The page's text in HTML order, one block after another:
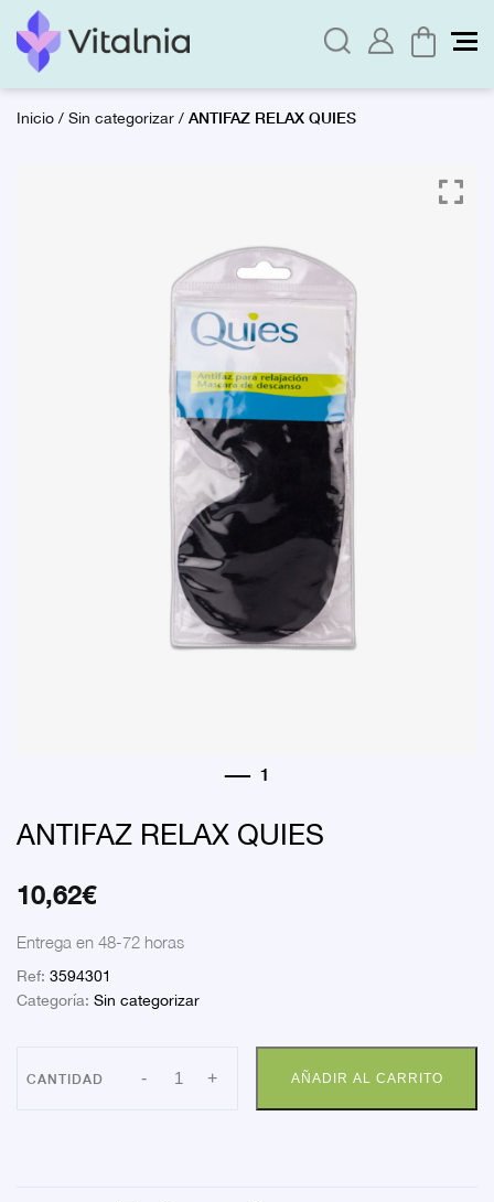
Inicio/Sin categorizar/ ANTIFAZ RELAX QUIES
ANTIFAZ RELAX QUIES
10,62€
Entrega en 48-72 horas
Ref: 3594301
Categoría: Sin categorizar
- ANTIFAZ
RELAX+ AÑADIR AL CARRITO